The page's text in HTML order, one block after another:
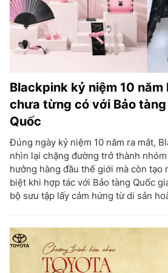
Blackpink kỷ niệm 10 năm
chưa từng có với Bảo
Quốc
Đúng ngày kỷ niệm 10 năm ra mắt,
nhìn lại chặng đường trở thành
hưởng hàng đầu thế giới mà còn tạo
biệt khi hợp tác với Bảo tàng Quốc
bộ sưu tập lấy cảm hứng từ di sản